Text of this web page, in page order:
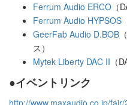
Ferrum Audio ERCO （
Ferrum Audio HYPSOS
GeerFab Audio D.BOB
ス）
Mytek Liberty DAC II （
●イベントリンク